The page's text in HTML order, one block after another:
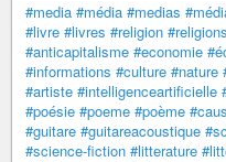
#media #média #medias
#livre #livres #religion #religions
#anticapitalisme #economie
#informations #culture #nature
#artiste #intelligenceartificielle
#poésie #poeme #poème
#guitare #guitareacoustique
#science-fiction #litterature